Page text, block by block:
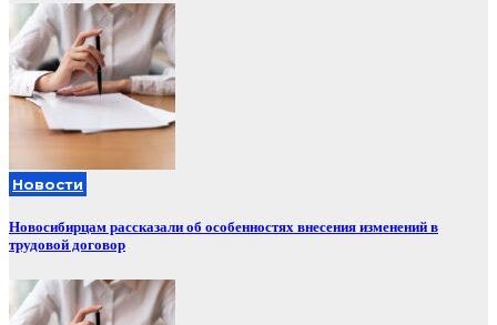
Новости
Новосибирцам рассказали об особенностях внесения изменений в
трудовой договор